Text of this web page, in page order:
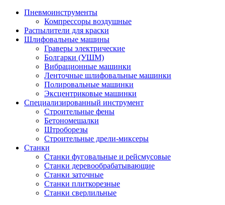
Пневмоинструменты
Компрессоры воздушные
Распылители для краски
Шлифовальные машины
Граверы электрические
Болгарки (УШМ)
Вибрационные машинки
Ленточные шлифовальные машинки
Полировальные машинки
Эксцентриковые машинки
Специализированный инструмент
Строительные фены
Бетономешалки
Штроборезы
Строительные дрели-миксеры
Станки
Станки фуговальные и рейсмусовые
Станки деревообрабатывающие
Станки заточные
Станки плиткорезные
Станки сверлильные